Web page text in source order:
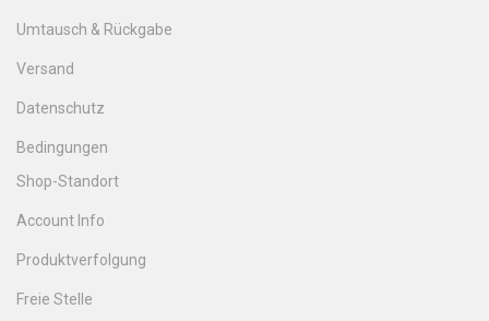
Umtausch & Rückgabe
Versand
Datenschutz
Bedingungen
Shop-Standort
Account Info
Produktverfolgung
Freie Stelle